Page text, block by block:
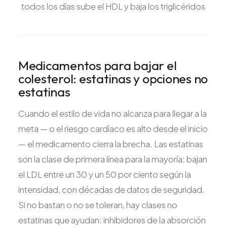
todos los días sube el HDL y baja los triglicéridos
Medicamentos para bajar el
colesterol: estatinas y opciones no
estatinas
Cuando el estilo de vida no alcanza para llegar a la
meta — o el riesgo cardíaco es alto desde el inicio
— el medicamento cierra la brecha. Las estatinas
son la clase de primera línea para la mayoría: bajan
el LDL entre un 30 y un 50 por ciento según la
intensidad, con décadas de datos de seguridad.
Si no bastan o no se toleran, hay clases no
estatinas que ayudan: inhibidores de la absorción